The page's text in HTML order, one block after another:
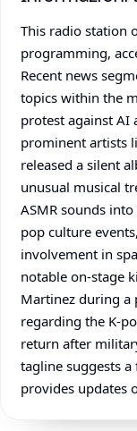
This radio station
programming,
Recent news
topics within the
protest against AI
prominent artists
released a silent
unusual musical
ASMR sounds
pop culture
involvement in
notable on-stage
Martinez during a
regarding the K-
return after
tagline suggests
provides updates